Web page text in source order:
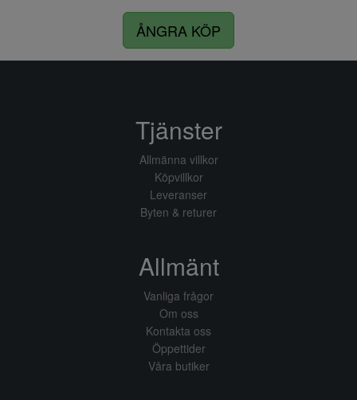
ÅNGRA KÖP
Tjänster
Allmänna villkor
Köpvillkor
Leveranser
Byten & returer
Allmänt
Vanliga frågor
Om oss
Kontakta oss
Öppettider
Våra butiker